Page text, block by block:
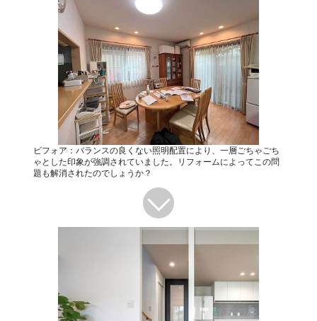
ビフォア：バランスの良くない照明配置により、一層ごちゃごち
ゃとした印象が強調されていました。リフォームによってこの問
題も解消されたのでしょうか？